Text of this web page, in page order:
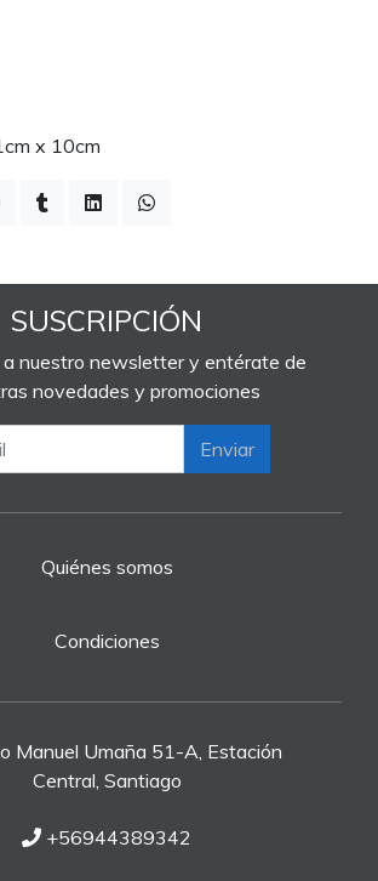
x 10cm
SUSCRIPCIÓN
a nuestro newsletter y entérate de
novedades y promociones
Enviar
Quiénes somos
Condiciones
Manuel Umaña 51-A, Estación
Central, Santiago
+56944389342